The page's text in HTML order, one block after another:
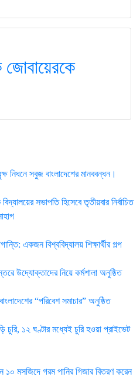
জোবায়েরকে
নিধনে সবুজ বাংলাদেশের মানববন্ধন।
সভাপতি হিসেবে তৃতীয়বার নির্বাচিত
একজন বিশ্ববিদ্যালয় শিক্ষার্থীর গল্প
উদ্যোক্তাদের নিয়ে কর্মশালা অনুষ্ঠিত
“পরিবেশ সমাচার” অনুষ্ঠিত
চুরি, ১২ ঘণ্টার মধ্যেই চুরি হওয়া প্রাইভেট
১০ মসজিদে গরম পানির গিজার বিতরণ করেন